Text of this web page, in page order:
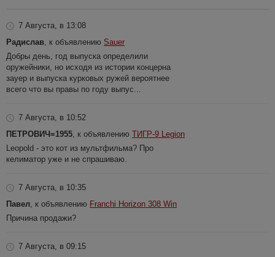
7 Августа, в 13:08
Радислав , к объявлению Sauer
Добры день, год выпуска определили
оружейники, но исходя из истории концерна
зауер и выпуска курковых ружей вероятнее
всего что вы правы по году выпус...
7 Августа, в 10:52
ПЕТРОВИЧ=1955 , к объявлению ТИГР-9 Legion
Leopold - это кот из мультфильма? Про
келиматор уже и не спрашиваю.
7 Августа, в 10:35
Павел , к объявлению Franchi Horizon 308 Win
Причина продажи?
7 Августа, в 09:15